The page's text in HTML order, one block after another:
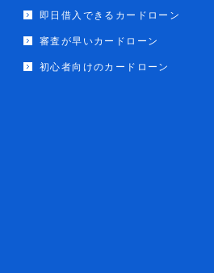
即日借入できるカードローン
審査が早いカードローン
初心者向けのカードローン